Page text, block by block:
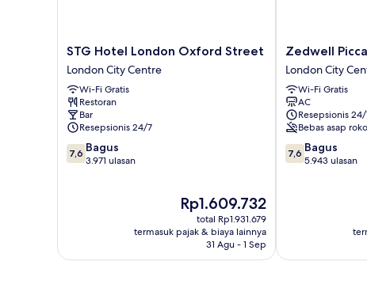
STG
Hotel
London
Oxford
Street
London
City
Centre
STG Hotel London Oxford Street
London City Centre
Wi-Fi Gratis
Restoran
Bar
Resepsionis 24/7
7.6
dari
7,6 Bagus
3.971 ulasan
Harga
sekarang
Rp1.609.732
Rp1.609.732
total Rp1.931.679
termasuk pajak & biaya lainnya
31 Agu - 1 Sep
Zedwell
Piccadilly
Circus
London
City
Centre
Zedwell
London City
Wi-Fi Gratis
AC
Resepsionis
Bebas asap
7.6
dari
7,6 Bagus
5.943 ulasan